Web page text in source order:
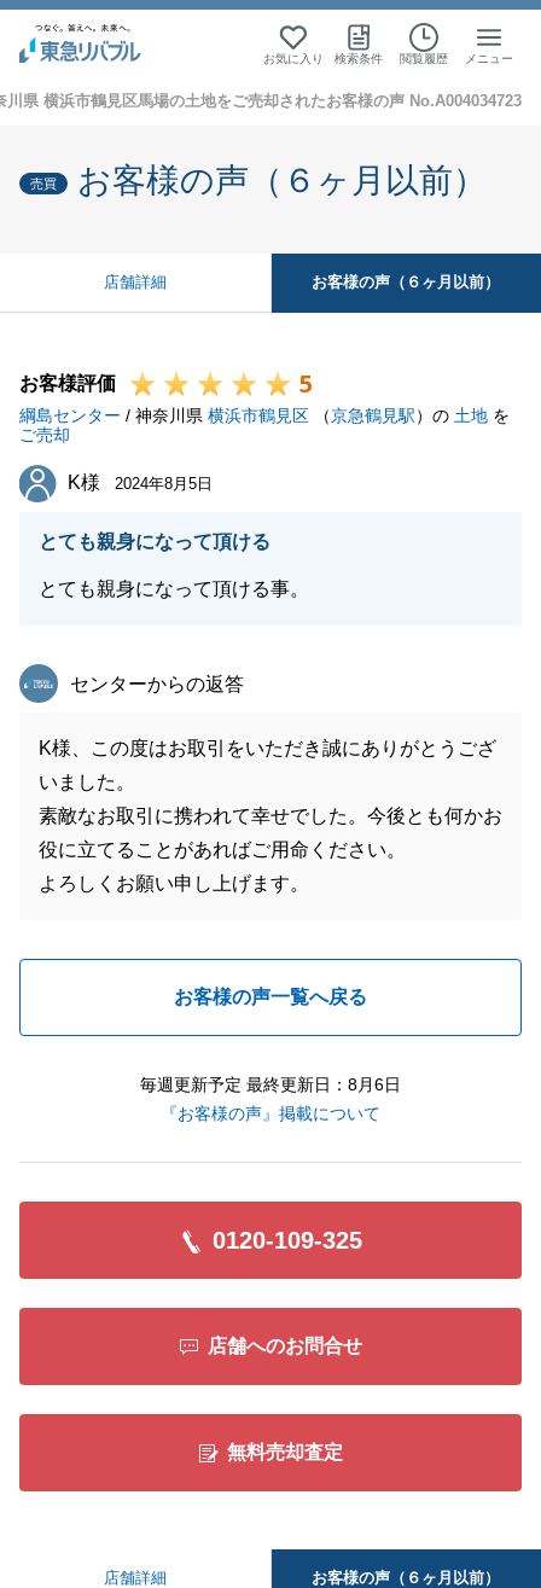
お気に入り 検索条件 閲覧履歴 メニュー
川県 横浜市鶴見区馬場の土地をご売却されたお客様の声 No.A004034723
売買 お客様の声（６ヶ月以前）
店舗詳細 お客様の声（６ヶ月以前）
お客様評価 5
綱島センター / 神奈川県 横浜市鶴見区 （京急鶴見駅）の 土地 を
ご売却
K様
K様 2024年8月5日
とても親身になって頂ける
とても親身になって頂ける事。
東急リバブル
センターからの返答
K様、この度はお取引をいただき誠にありがとうござ
いました。
素敵なお取引に携われて幸せでした。今後とも何かお
役に立てることがあればご用命ください。
よろしくお願い申し上げます。
お客様の声一覧へ戻る
毎週更新予定 最終更新日：8月6日
『お客様の声』掲載について
0120-109-325
店舗へのお問合せ
無料売却査定
店舗詳細 お客様の声（６ヶ月以前）